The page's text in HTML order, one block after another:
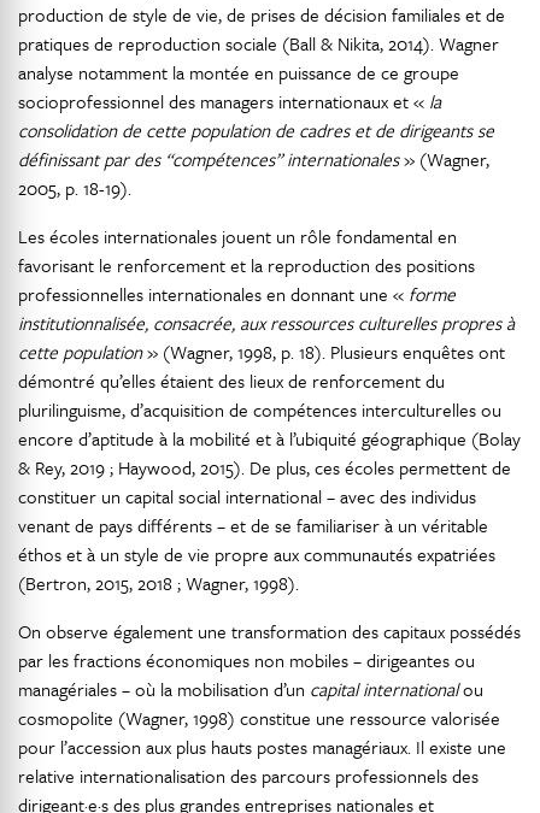
production de style de vie, de prises de décision familiales et de
pratiques de reproduction sociale (Ball & Nikita, 2014). Wagner
analyse notamment la montée en puissance de ce groupe
socioprofessionnel des managers internationaux et « la
consolidation de cette population de cadres et de dirigeants se
définissant par des “compétences” internationales» (Wagner,
2005, p. 18-19).
Les écoles internationales jouent un rôle fondamental en
favorisant le renforcement et la reproduction des positions
professionnelles internationales en donnant une « forme
institutionnalisée, consacrée, aux ressources culturelles propres à
cette population» (Wagner, 1998, p. 18). Plusieurs enquêtes ont
démontré qu’elles étaient des lieux de renforcement du
plurilinguisme, d’acquisition de compétences interculturelles ou
encore d’aptitude à la mobilité et à l’ubiquité géographique (Bolay
& Rey, 2019 ; Haywood, 2015). De plus, ces écoles permettent de
constituer un capital social international – avec des individus
venant de pays différents – et de se familiariser à un véritable
éthos et à un style de vie propre aux communautés expatriées
(Bertron, 2015, 2018 ; Wagner, 1998).
On observe également une transformation des capitaux possédés
par les fractions économiques non mobiles – dirigeantes ou
managériales – où la mobilisation d’un capital internationalou
cosmopolite (Wagner, 1998) constitue une ressource valorisée
pour l’accession aux plus hauts postes managériaux. Il existe une
relative internationalisation des parcours professionnels des
dirigeant·e·s des plus grandes entreprises nationales et